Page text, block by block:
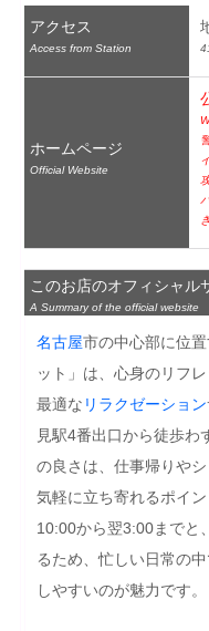
アクセス
Access from Station
ホームページ
Official Website
このお店のオフィシャル
A Summary of the official website
名古屋市の中心部に位
ット」は、心身のリフ
最適な リラクゼーション
見駅4番出口から徒歩わ
の良さは、仕事帰りや
気軽に立ち寄れるポイ
10:00から翌3:00までと
るため、忙しい日常の
しやすいのが魅力です。